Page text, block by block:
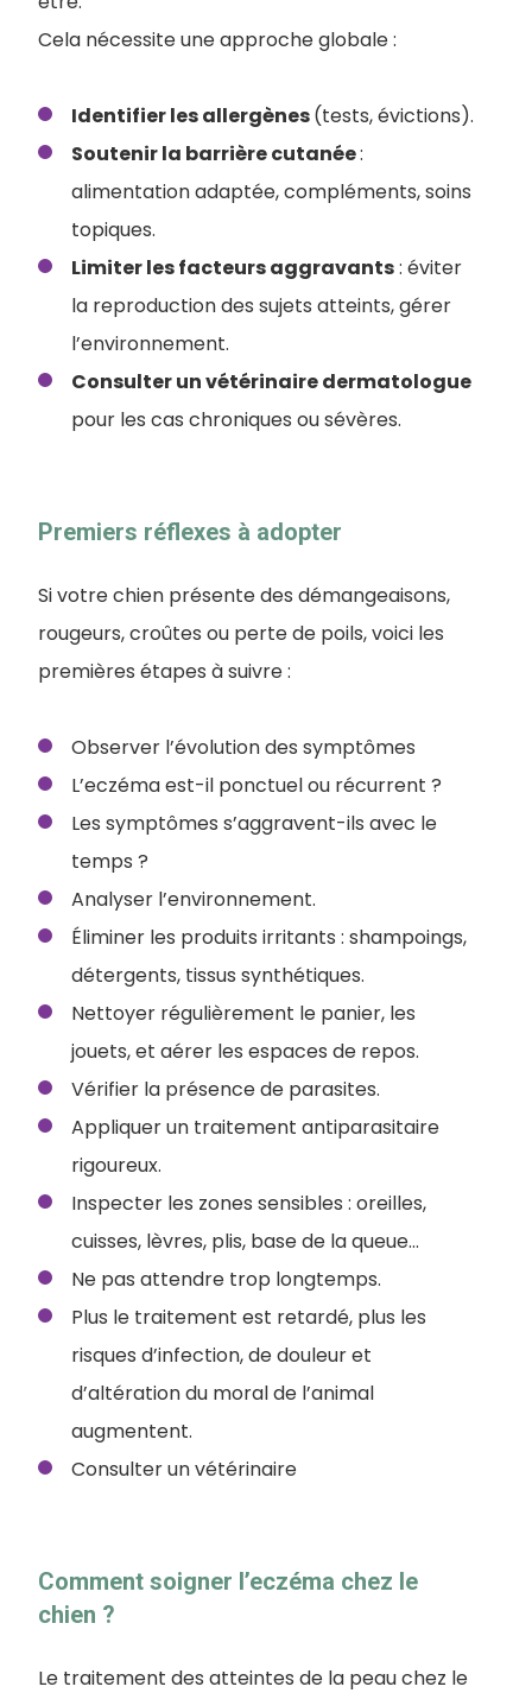
Cela nécessite une approche globale :
Identifier les allergènes(tests, évictions).
Soutenir la barrière cutanée:
alimentation adaptée, compléments, soins
topiques.
Limiter les facteurs aggravants: éviter
la reproduction des sujets atteints, gérer
l’environnement.
Consulter un vétérinaire dermatologue
pour les cas chroniques ou sévères.
Premiers réflexes à adopter
Si votre chien présente des démangeaisons,
rougeurs, croûtes ou perte de poils, voici les
premières étapes à suivre :
Observer l’évolution des symptômes
L’eczéma est-il ponctuel ou récurrent ?
Les symptômes s’aggravent-ils avec le
temps ?
Analyser l’environnement.
Éliminer les produits irritants : shampoings,
détergents, tissus synthétiques.
Nettoyer régulièrement le panier, les
jouets, et aérer les espaces de repos.
Vérifier la présence de parasites.
Appliquer un traitement antiparasitaire
rigoureux.
Inspecter les zones sensibles : oreilles,
cuisses, lèvres, plis, base de la queue…
Ne pas attendre trop longtemps.
Plus le traitement est retardé, plus les
risques d’infection, de douleur et
d’altération du moral de l’animal
augmentent.
Consulter un vétérinaire
Comment soigner l’eczéma chez le
chien ?
Le traitement des atteintes de la peau chez le